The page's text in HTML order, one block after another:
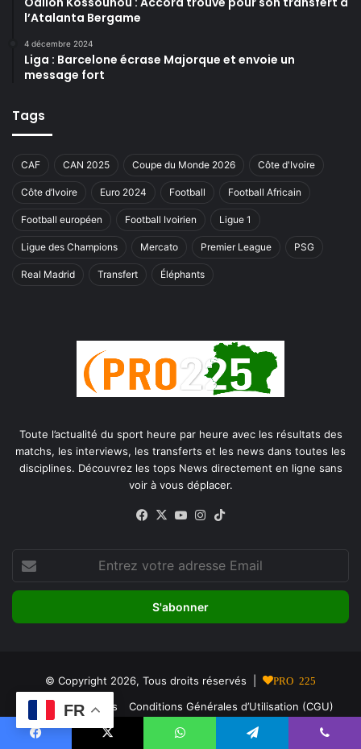
l’Atalanta Bergame
4 décembre 2024
Liga : Barcelone écrase Majorque et envoie un
message fort
Tags
CAF CAN 2025 Coupe du Monde 2026 Côte d'Ivoire
Côte d’Ivoire Euro 2024 Football Football Africain
Football européen Football Ivoirien Ligue 1
Ligue des Champions Mercato Premier League PSG
Real Madrid Transfert Éléphants
Toute l’actualité du sport heure par heure avec les résultats des
matchs, les interviews, les transferts et les news dans toutes les
disciplines. Découvrez les tops News directement en ligne sans
voir à vous déplacer.
Facebook
X YouTubeInstagram
votre
adresse
© Copyright 2026, Tous droits réservés | PRO 225
À propos de nous
Conditions Générales d’Utilisation (CGU)
Politique de Confidentialité
FR